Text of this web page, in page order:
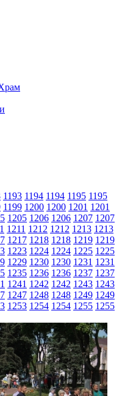
1193 1194 1194 1195 1195
1199 1200 1200 1201 1201
1205 1206 1206 1207 1207
1211 1212 1212 1213 1213
1217 1218 1218 1219 1219
1223 1224 1224 1225 1225
1229 1230 1230 1231 1231
1235 1236 1236 1237 1237
1241 1242 1242 1243 1243
1247 1248 1248 1249 1249
1253 1254 1254 1255 1255